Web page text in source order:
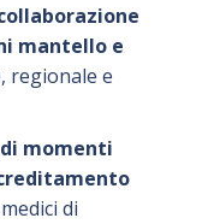
mantello e
regionale e
momenti
di